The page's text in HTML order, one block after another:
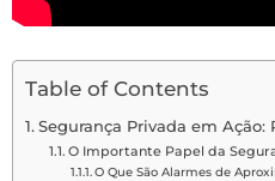
Table of Contents
Segurança Privada em
O Importante Papel da
O Que São Alarmes de